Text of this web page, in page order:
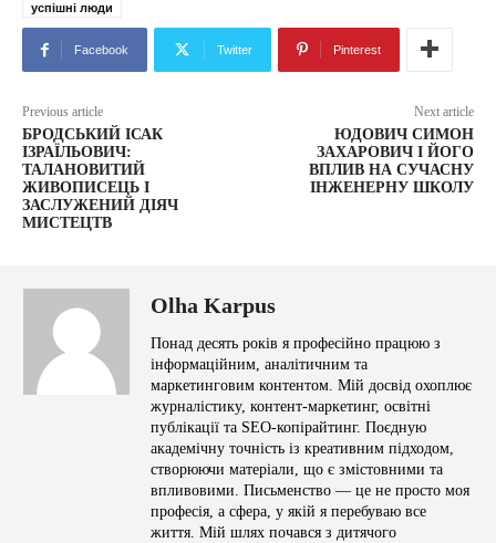
успішні люди
Facebook Twitter Pinterest
Previous article
БРОДСЬКИЙ ІСАК
ІЗРАЇЛЬОВИЧ:
ТАЛАНОВИТИЙ
ЖИВОПИСЕЦЬ І
ЗАСЛУЖЕНИЙ ДІЯЧ
МИСТЕЦТВ
Next article
ЮДОВИЧ СИМОН
ЗАХАРОВИЧ І ЙОГО
ВПЛИВ НА СУЧАСНУ
ІНЖЕНЕРНУ ШКОЛУ
Olha Karpus
Понад десять років я професійно працюю з
інформаційним, аналітичним та
маркетинговим контентом. Мій досвід охоплює
журналістику, контент-маркетинг, освітні
публікації та SEO-копірайтинг. Поєдную
академічну точність із креативним підходом,
створюючи матеріали, що є змістовними та
впливовими. Письменство — це не просто моя
професія, а сфера, у якій я перебуваю все
життя. Мій шлях почався з дитячого